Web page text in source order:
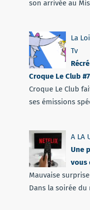
son arrivée au
La
Tv
Croque Le Club #7
Croque Le Club
ses émissions
A LA
Une
vous
Mauvaise
Dans la soirée du